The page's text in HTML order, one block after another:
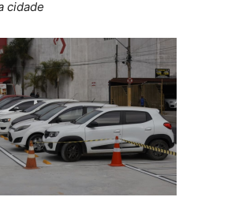
cidade